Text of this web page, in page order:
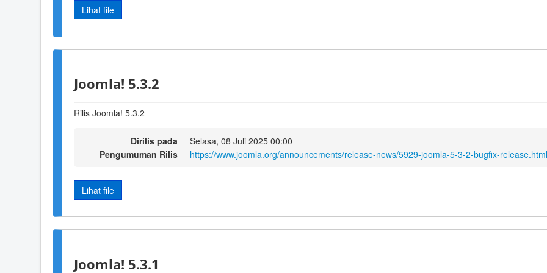
Lihat file
Joomla! 5.3.2
Rilis Joomla! 5.3.2
Dirilis pada
Selasa, 08 Juli 2025 00:00
Pengumuman Rilis
https://www.joomla.org/announcements/release-news/5929-joomla-5-3-2-bugfix-release.html
Lihat file
Joomla! 5.3.1